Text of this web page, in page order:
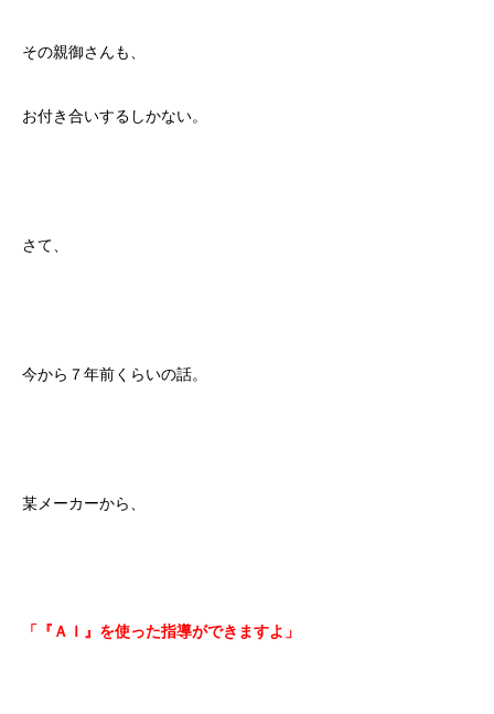
その親御さんも、
お付き合いするしかない。
さて、
今から７年前くらいの話。
某メーカーから、
「『ＡＩ』を使った指導ができますよ」